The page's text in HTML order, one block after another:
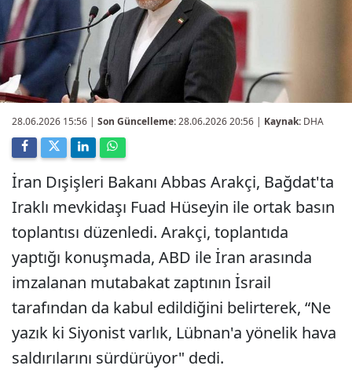
28.06.2026 15:56 | Son Güncelleme:28.06.2026 20:56 | Kaynak: DHA
İran Dışişleri Bakanı Abbas Arakçi, Bağdat'ta
Iraklı mevkidaşı Fuad Hüseyin ile ortak basın
toplantısı düzenledi. Arakçi, toplantıda
yaptığı konuşmada, ABD ile İran arasında
imzalanan mutabakat zaptının İsrail
tarafından da kabul edildiğini belirterek, “Ne
yazık ki Siyonist varlık, Lübnan'a yönelik hava
saldırılarını sürdürüyor" dedi.